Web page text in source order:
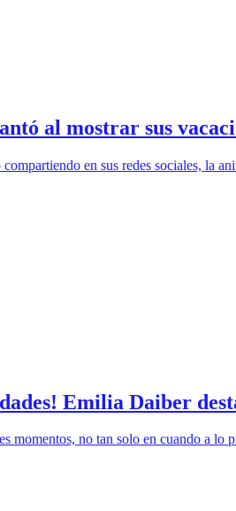
al mostrar sus
en sus redes sociales, la
Emilia Daiber
momentos, no tan solo en cuando a lo